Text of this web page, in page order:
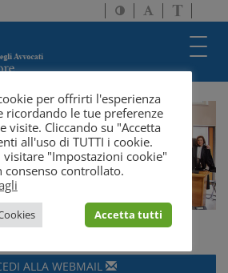
Attiva/disattiva
alto
Attiva/
dimensione
a
solo
testo
ALLA WEBMAIL
per offrirti l'esperienza
ricordando le tue preferenze
visite. Cliccando su "Accetta
all'uso di TUTTI i cookie.
"Impostazioni cookie"
consenso controllato.
Accetta tutti